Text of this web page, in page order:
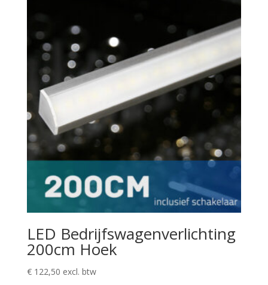
LED Bedrijfswagenverlichting
200cm Hoek
€122,50 excl. btw